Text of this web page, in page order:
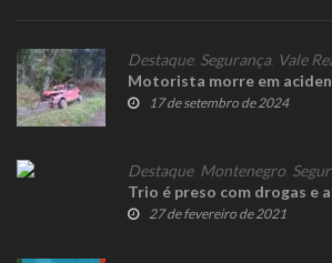
Destaque, Segurança, Vale
Motorista morre em
17 de setembro de 2024
Destaque, Montenegro
Trio é preso com drogas e
27 de fevereiro de 2021